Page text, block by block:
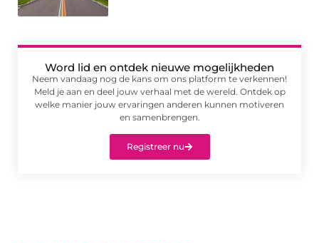
Word lid en ontdek nieuwe mogelijkheden
Neem vandaag nog de kans om ons platform te verkennen!
Meld je aan en deel jouw verhaal met de wereld. Ontdek op
welke manier jouw ervaringen anderen kunnen motiveren
en samenbrengen.
Registreer nu